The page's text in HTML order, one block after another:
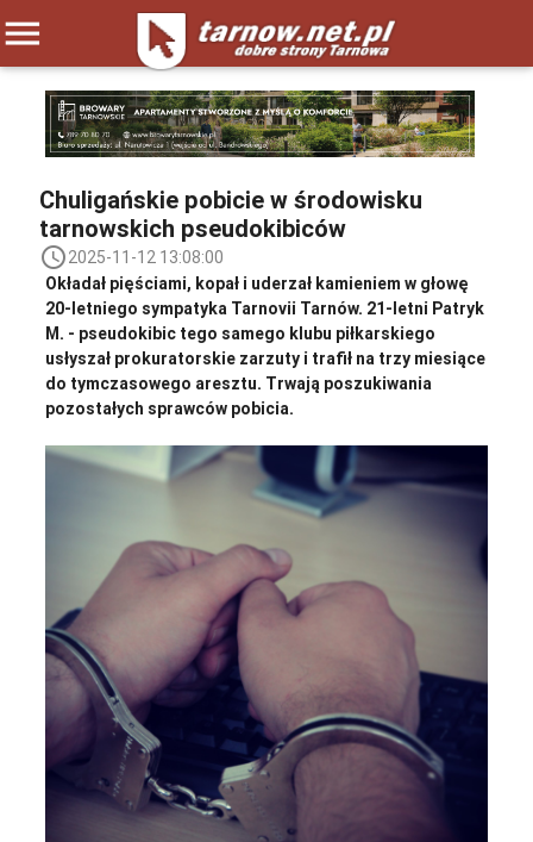
menu
Chuligańskie pobicie w środowisku
tarnowskich pseudokibiców
access_time2025-11-12 13:08:00
Okładał pięściami, kopał i uderzał kamieniem w głowę
20-letniego sympatyka Tarnovii Tarnów. 21-letni Patryk
M. - pseudokibic tego samego klubu piłkarskiego
usłyszał prokuratorskie zarzuty i trafił na trzy miesiące
do tymczasowego aresztu. Trwają poszukiwania
pozostałych sprawców pobicia.